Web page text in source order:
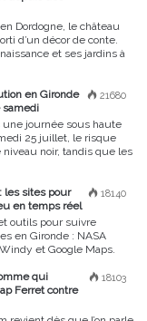
Dordogne, le château
d’un décor de conte.
et ses jardins à
21680
en Gironde
samedi
une journée sous haute
25 juillet, le risque
noir, tandis que les
18140
les sites pour
en temps réel
outils pour suivre
en Gironde : NASA
et Google Maps.
18103
qui
Ferret contre